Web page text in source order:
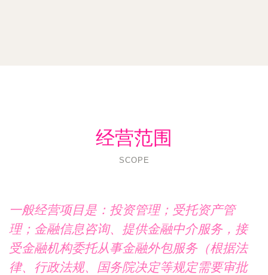
经营范围
SCOPE
一般经营项目是：投资管理；受托资产管
理；金融信息咨询、提供金融中介服务，接
受金融机构委托从事金融外包服务（根据法
律、行政法规、国务院决定等规定需要审批